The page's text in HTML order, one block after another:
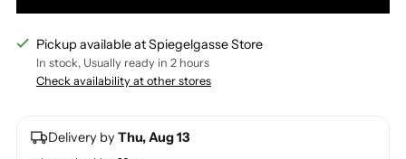
Pickup available at Spiegelgasse Store
In stock, Usually ready in 2 hours
Check availability at other stores
Delivery by Thu, Aug 13